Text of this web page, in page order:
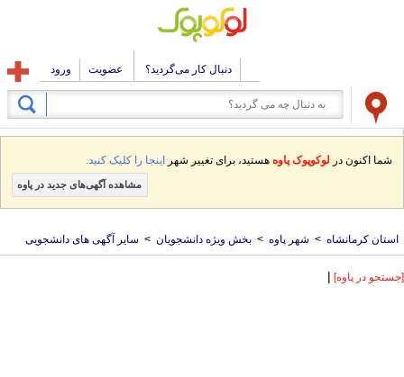
دنبال کار می‌گردید؟ عضویت ورود
شما اکنون در لوکوپوک پاوه هستید، برای تغییر شهر اینجا را کلیک کنید.
مشاهده آگهی‌های جدید در پاوه
استان کرمانشاه > شهر پاوه > بخش ویژه دانشجویان > سایر آگهی های دانشجویی
[جستجو در پاوه] |